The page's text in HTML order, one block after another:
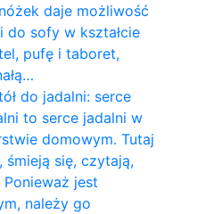
daje możliwość
do sofy w kształcie
pufę i taboret,
do jadalni: serce
to serce jadalni w
domowym. Tutaj
śmieją się, czytają,
jest
należy go